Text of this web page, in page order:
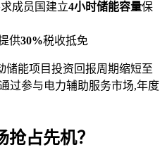
成员国建立4小时储能容量保
供30%税收抵免
储能项目投资回报周期缩短至
过参与电力辅助服务市场,年度
占先机？